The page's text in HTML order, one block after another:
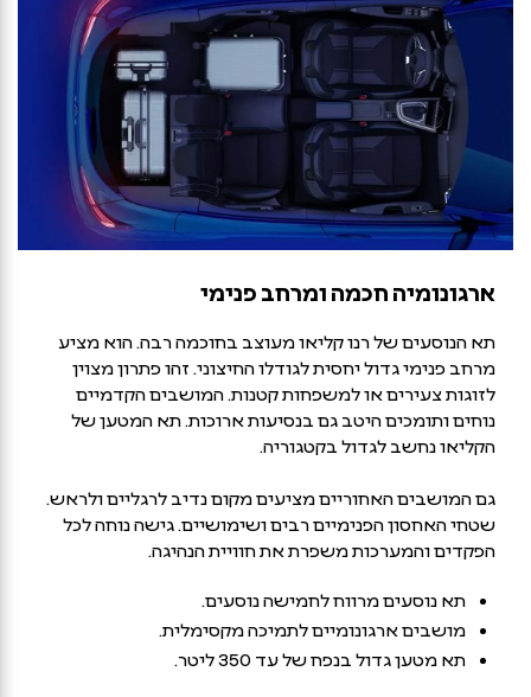
ארגונומיה חכמה ומרחב פנימי
תא הנוסעים של רנו קליאו מעוצב בחוכמה רבה. הוא מציע
מרחב פנימי גדול יחסית לגודלו החיצוני. זהו פתרון מצוין
לזוגות צעירים או למשפחות קטנות. המושבים הקדמיים
נוחים ותומכים היטב גם בנסיעות ארוכות. תא המטען של
הקליאו נחשב לגדול בקטגוריה.
גם המושבים האחוריים מציעים מקום נדיב לרגליים ולראש.
שטחי האחסון הפנימיים רבים ושימושיים. גישה נוחה לכל
הפקדים והמערכות משפרת את חוויית הנהיגה.
תא נוסעים מרווח לחמישה נוסעים.
מושבים ארגונומיים לתמיכה מקסימלית.
תא מטען גדול בנפח של עד 350 ליטר.